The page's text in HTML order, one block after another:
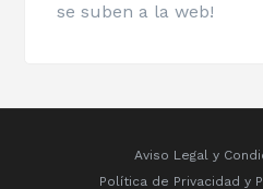
se suben a la web!
Aviso Legal y
Política de Privacidad y